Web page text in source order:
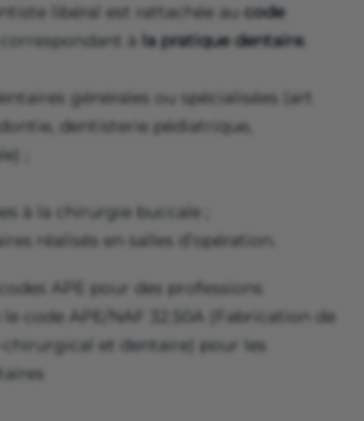
libéral est rattachée au code
correspondant à la pratique dentaire.
générales ou spécialisées (art
dentisterie pédiatrique,
;
à la chirurgie buccale ;
réalisés en salles d’opération.
codes APE pour des professions
code APE/NAF 32.50A (Fabrication de
et dentaire) pour les